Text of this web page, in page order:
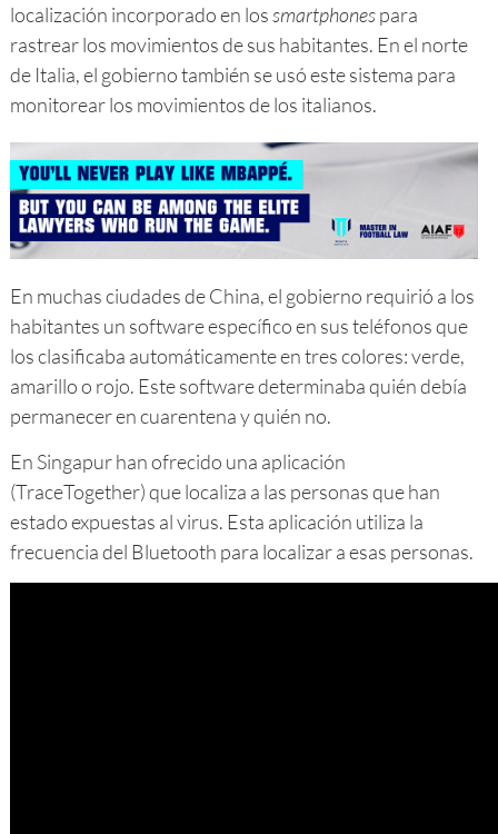
localización incorporado en lossmartphonespara
rastrear los movimientos de sus habitantes. En el norte
de Italia, el gobierno también se usó este sistema para
monitorear los movimientos de los italianos.
En muchas ciudades de China, el gobierno requirió a los
habitantes un software específico en sus teléfonos que
los clasificaba automáticamente en tres colores: verde,
amarillo o rojo. Este software determinaba quién debía
permanecer en cuarentena y quién no.
En Singapur han ofrecido una aplicación
(TraceTogether) que localiza a las personas que han
estado expuestas al virus. Esta aplicación utiliza la
frecuencia del Bluetooth para localizar a esas personas.